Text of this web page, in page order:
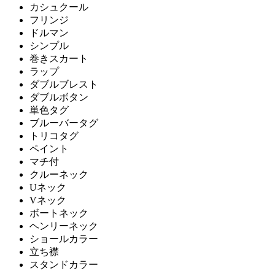
カシュクール
フリンジ
ドルマン
シンプル
巻きスカート
ラップ
ダブルブレスト
ダブルボタン
単色タグ
ブルーバータグ
トリコタグ
ペイント
マチ付
クルーネック
Uネック
Vネック
ボートネック
ヘンリーネック
ショールカラー
立ち襟
スタンドカラー